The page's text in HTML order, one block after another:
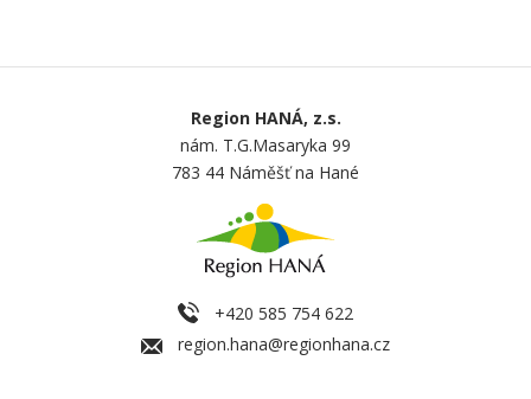
Region HANÁ, z.s.
nám. T.G.Masaryka 99
783 44 Náměšť na Hané
+420 585 754 622
region.hana@regionhana.cz